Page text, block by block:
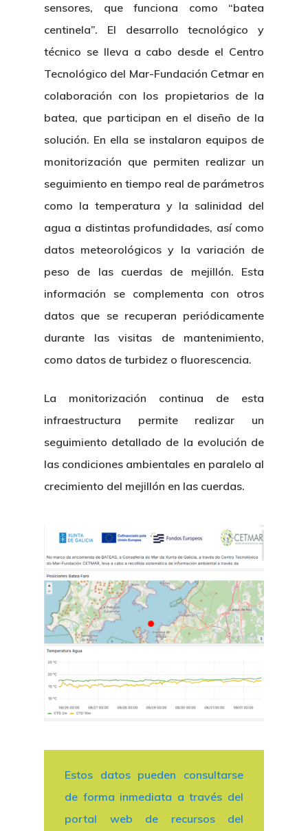
sensores, que funciona como “batea
centinela”. El desarrollo tecnológico y
técnico se lleva a cabo desde el Centro
Tecnológico del Mar-Fundación Cetmar en
colaboración con los propietarios de la
batea, que participan en el diseño de la
solución. En ella se instalaron equipos de
monitorización que permiten realizar un
seguimiento en tiempo real de parámetros
como la temperatura y la salinidad del
agua a distintas profundidades, así como
datos meteorológicos y la variación de
peso de las cuerdas de mejillón. Esta
información se complementa con otros
datos que se recuperan periódicamente
durante las visitas de mantenimiento,
como datos de turbidez o fluorescencia.
La monitorización continua de esta
infraestructura permite realizar un
seguimiento detallado de la evolución de
las condiciones ambientales en paralelo al
crecimiento del mejillón en las cuerdas.
Estos datos pueden consultarse
de forma inmediata a través del
portal web de recursos del